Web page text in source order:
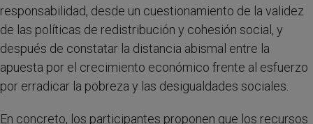
responsabilidad, desde un cuestionamiento de la validez
de las políticas de redistribución y cohesión social, y
después de constatar la distancia abismal entre la
apuesta por el crecimiento económico frente al esfuerzo
por erradicar la pobreza y las desigualdades sociales.
En concreto, los participantes proponen que los recursos